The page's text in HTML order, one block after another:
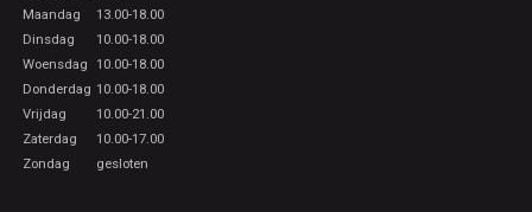
Maandag
13.00-18.00
Dinsdag
10.00-18.00
Woensdag 10.00-18.00
Donderdag 10.00-18.00
Vrijdag
10.00-21.00
Zaterdag
10.00-17.00
Zondag
gesloten